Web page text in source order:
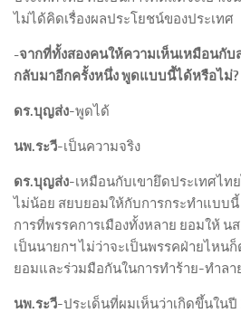
ไม่ได้คิดเรื่องผลประโยชน์ของประเทศ
-จากที่ทั้งสองคนให้ความเห็นเหมือนกั
กลับมาอีกครั้งหนึ่ง พูดแบบนี้ได้หรือไม่?
ดร.บุญส่ง-พูดได้
นพ.ระวี-เป็นความจริง
ดร.บุญส่ง-เหมือนกับเขายึดประเทศไ
ไม่น้อย สยบยอมให้กับการกระทำแบบนี้
การที่พรรคการเมืองทั้งหลาย ยอมให้ น
เป็นนายกฯ ไม่ว่าจะเป็นพรรคฝ่ายไหน
ยอมและร่วมมือกันในการทำร้าย-ทำลา
นพ.ระวี-ประเด็นที่ผมเห็นว่าเกิดขึ้นในปี